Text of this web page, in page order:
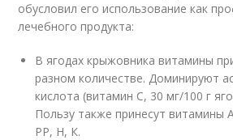
обусловил его использование как
лечебного продукта:
В ягодах крыжовника витамины
разном количестве. Доминируют
кислота (витамин С, 30 мг/100 г
Пользу также принесут витамины
РР, Н, К.